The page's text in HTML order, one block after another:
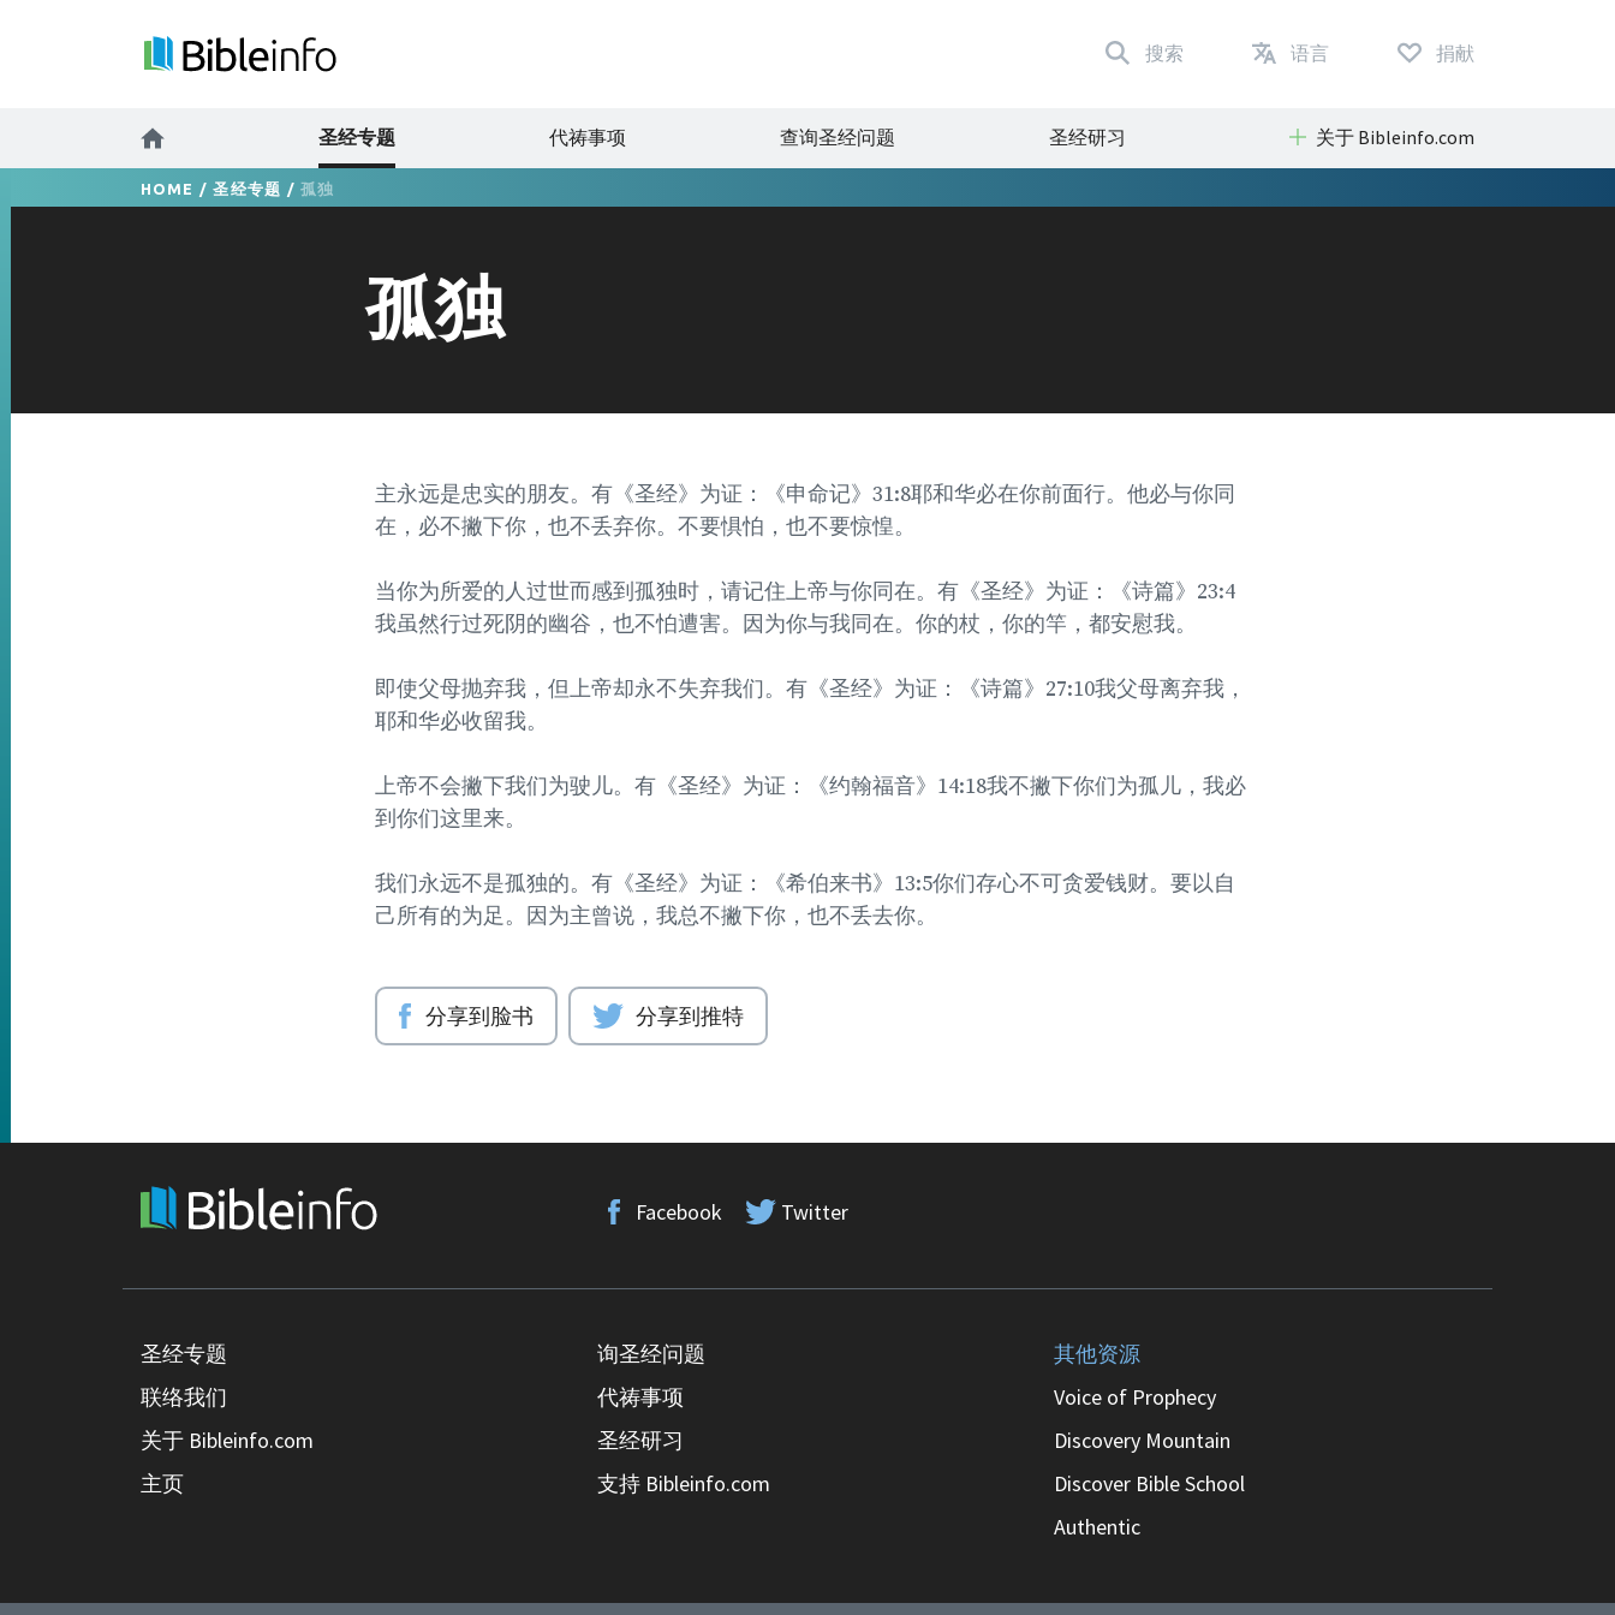
搜索 语言 捐献
圣经专题 代祷事项 查询圣经问题 圣经研习 关于 Bibleinfo.com
HOME /圣经专题 /孤独
孤独
主永远是忠实的朋友。有《圣经》为证：《申命记》31:8耶和华必在你前面行。他必与你同
在，必不撇下你，也不丢弃你。不要惧怕，也不要惊惶。
当你为所爱的人过世而感到孤独时，请记住上帝与你同在。有《圣经》为证：《诗篇》23:4
我虽然行过死阴的幽谷，也不怕遭害。因为你与我同在。你的杖，你的竿，都安慰我。
即使父母抛弃我，但上帝却永不失弃我们。有《圣经》为证：《诗篇》27:10我父母离弃我，
耶和华必收留我。
上帝不会撇下我们为驶儿。有《圣经》为证：《约翰福音》14:18我不撇下你们为孤儿，我必
到你们这里来。
我们永远不是孤独的。有《圣经》为证：《希伯来书》13:5你们存心不可贪爱钱财。要以自
己所有的为足。因为主曾说，我总不撇下你，也不丢去你。
分享到脸书 分享到推特
Facebook Twitter
圣经专题
联络我们
关于 Bibleinfo.com
主页
询圣经问题
代祷事项
圣经研习
支持 Bibleinfo.com
其他资源
Voice of Prophecy
Discovery Mountain
Discover Bible School
Authentic